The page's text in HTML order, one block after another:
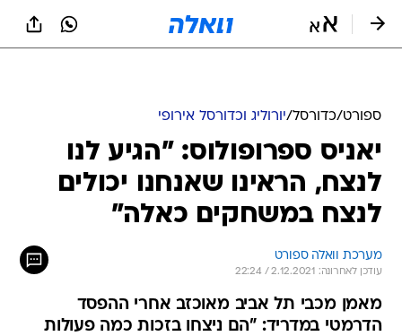
ספורט/כדורסל/יורוליג וכדורסל אירופי
יאניס ספרופולוס: "הגיע לנו
לנצח, הראינו שאנחנו יכולים
לנצח במשחקים כאלה"
מערכת וואלה ספורט
עודכן לאחרונה: 2.12.2021 / 22:24
מאמן מכבי תל אביב מאוכזב אחרי ההפסד
הדרמטי במדריד: "הם ניצחו בזכות כמה פעולות